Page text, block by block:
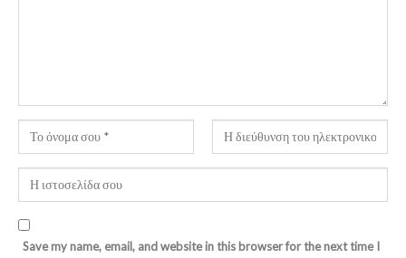
Save my name, email, and website in this browser for the next time I